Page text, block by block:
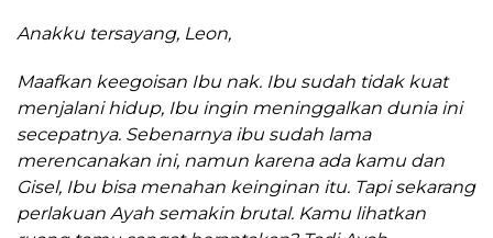
Anakku tersayang, Leon,
Maafkan keegoisan Ibu nak. Ibu sudah tidak kuat
menjalani hidup, Ibu ingin meninggalkan dunia ini
secepatnya. Sebenarnya ibu sudah lama
merencanakan ini, namun karena ada kamu dan
Gisel, Ibu bisa menahan keinginan itu. Tapi sekarang
perlakuan Ayah semakin brutal. Kamu lihatkan